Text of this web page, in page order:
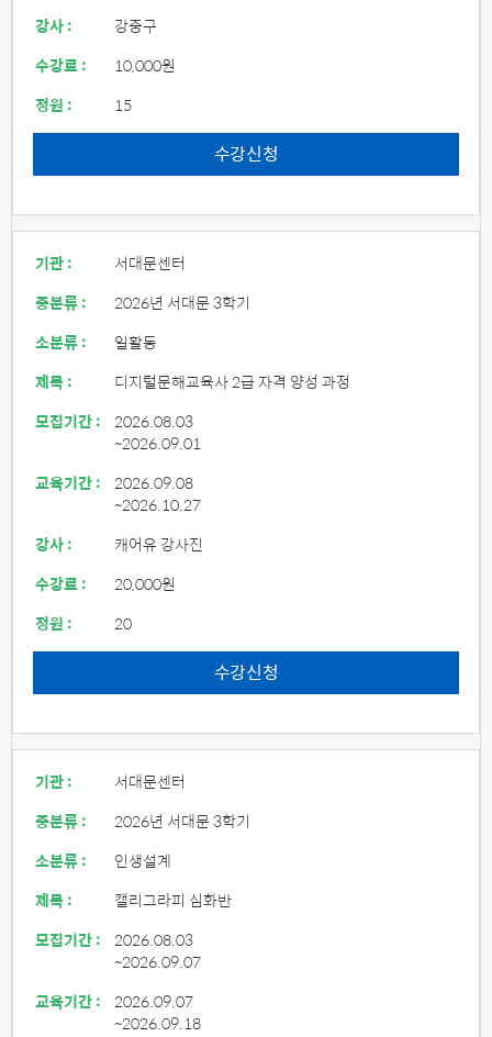
강사 :
강중구
수강료 :
10,000원
정원 :
15
수강신청
기관 :
서대문센터
중분류 :
2026년 서대문 3학기
소분류 :
일활동
제목 :
디지털문해교육사 2급 자격 양성 과정
모집기간 : 2026.08.03
~2026.09.01
교육기간 : 2026.09.08
~2026.10.27
강사 :
캐어유 강사진
수강료 :
20,000원
정원 :
20
수강신청
기관 :
서대문센터
중분류 :
2026년 서대문 3학기
소분류 :
인생설계
제목 :
캘리그라피 심화반
모집기간 : 2026.08.03
~2026.09.07
교육기간 : 2026.09.07
~2026.09.18